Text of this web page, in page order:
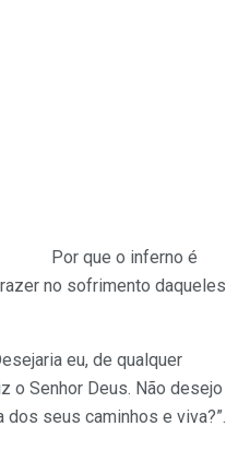
Por que o inferno é
no sofrimento daqueles
eu, de qualquer
o Senhor Deus. Não desejo
seus caminhos e viva?”.